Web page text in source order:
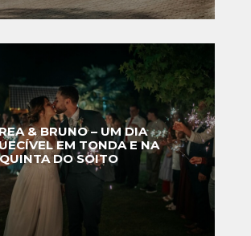
& BRUNO – UM DIA
EM TONDA E NA
QUINTA DO SOITO